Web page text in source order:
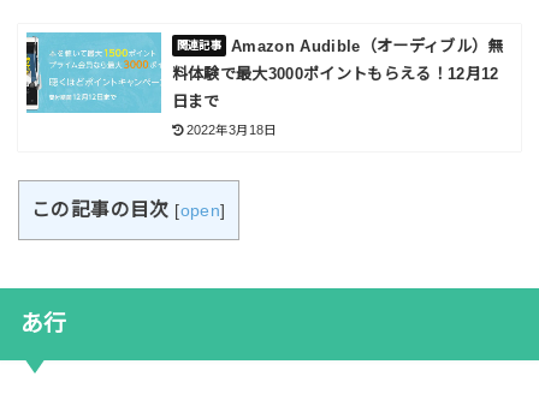
Amazon Audible（オーディブル）無
料体験で最大3000ポイントもらえる！12月12
日まで
2022年3月18日
この記事の目次 [open]
あ行